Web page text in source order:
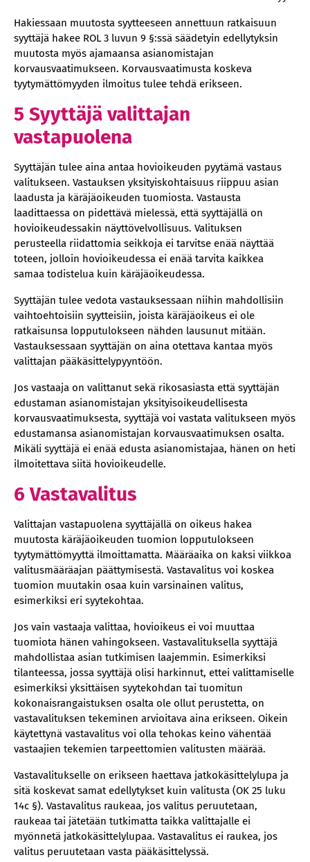
Hakiessaan muutosta syytteeseen annettuun ratkaisuun
syyttäjä hakee ROL 3 luvun 9 §:ssä säädetyin edellytyksin
muutosta myös ajamaansa asianomistajan
korvausvaatimukseen. Korvausvaatimusta koskeva
tyytymättömyyden ilmoitus tulee tehdä erikseen.
5 Syyttäjä valittajan
vastapuolena
Syyttäjän tulee aina antaa hovioikeuden pyytämä vastaus
valitukseen. Vastauksen yksityiskohtaisuus riippuu asian
laadusta ja käräjäoikeuden tuomiosta. Vastausta
laadittaessa on pidettävä mielessä, että syyttäjällä on
hovioikeudessakin näyttövelvollisuus. Valituksen
perusteella riidattomia seikkoja ei tarvitse enää näyttää
toteen, jolloin hovioikeudessa ei enää tarvita kaikkea
samaa todistelua kuin käräjäoikeudessa.
Syyttäjän tulee vedota vastauksessaan niihin mahdollisiin
vaihtoehtoisiin syytteisiin, joista käräjäoikeus ei ole
ratkaisunsa lopputulokseen nähden lausunut mitään.
Vastauksessaan syyttäjän on aina otettava kantaa myös
valittajan pääkäsittelypyyntöön.
Jos vastaaja on valittanut sekä rikosasiasta että syyttäjän
edustaman asianomistajan yksityisoikeudellisesta
korvausvaatimuksesta, syyttäjä voi vastata valitukseen myös
edustamansa asianomistajan korvausvaatimuksen osalta.
Mikäli syyttäjä ei enää edusta asianomistajaa, hänen on heti
ilmoitettava siitä hovioikeudelle.
6 Vastavalitus
Valittajan vastapuolena syyttäjällä on oikeus hakea
muutosta käräjäoikeuden tuomion lopputulokseen
tyytymättömyyttä ilmoittamatta. Määräaika on kaksi viikkoa
valitusmääräajan päättymisestä. Vastavalitus voi koskea
tuomion muutakin osaa kuin varsinainen valitus,
esimerkiksi eri syytekohtaa.
Jos vain vastaaja valittaa, hovioikeus ei voi muuttaa
tuomiota hänen vahingokseen. Vastavalituksella syyttäjä
mahdollistaa asian tutkimisen laajemmin. Esimerkiksi
tilanteessa, jossa syyttäjä olisi harkinnut, ettei valittamiselle
esimerkiksi yksittäisen syytekohdan tai tuomitun
kokonaisrangaistuksen osalta ole ollut perustetta, on
vastavalituksen tekeminen arvioitava aina erikseen. Oikein
käytettynä vastavalitus voi olla tehokas keino vähentää
vastaajien tekemien tarpeettomien valitusten määrää.
Vastavalitukselle on erikseen haettava jatkokäsittelylupa ja
sitä koskevat samat edellytykset kuin valitusta (OK 25 luku
14c §). Vastavalitus raukeaa, jos valitus peruutetaan,
raukeaa tai jätetään tutkimatta taikka valittajalle ei
myönnetä jatkokäsittelylupaa. Vastavalitus ei raukea, jos
valitus peruutetaan vasta pääkäsittelyssä.